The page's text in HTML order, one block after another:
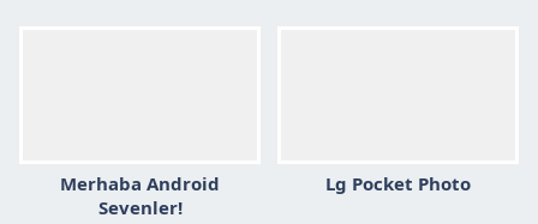
Merhaba Android
Sevenler!
Lg Pocket Photo